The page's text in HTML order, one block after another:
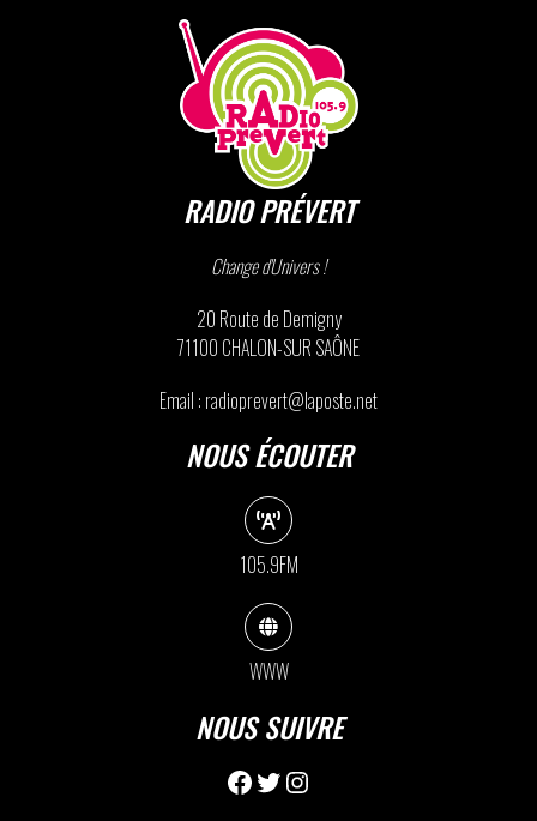
RADIO PRÉVERT
Change d'Univers !
20 Route de Demigny
71100 CHALON-SUR SAÔNE
Email : radioprevert@laposte.net
NOUS ÉCOUTER
105.9FM
WWW
NOUS SUIVRE
Facebook
TwitterInstagram